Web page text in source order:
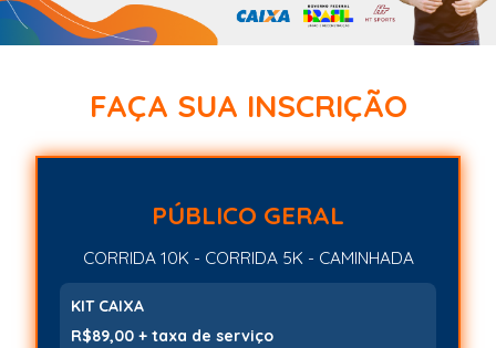
FAÇA SUA INSCRIÇÃO
PÚBLICO GERAL
CORRIDA 10K - CORRIDA 5K - CAMINHADA
KIT CAIXA
R$89,00 + taxa de serviço